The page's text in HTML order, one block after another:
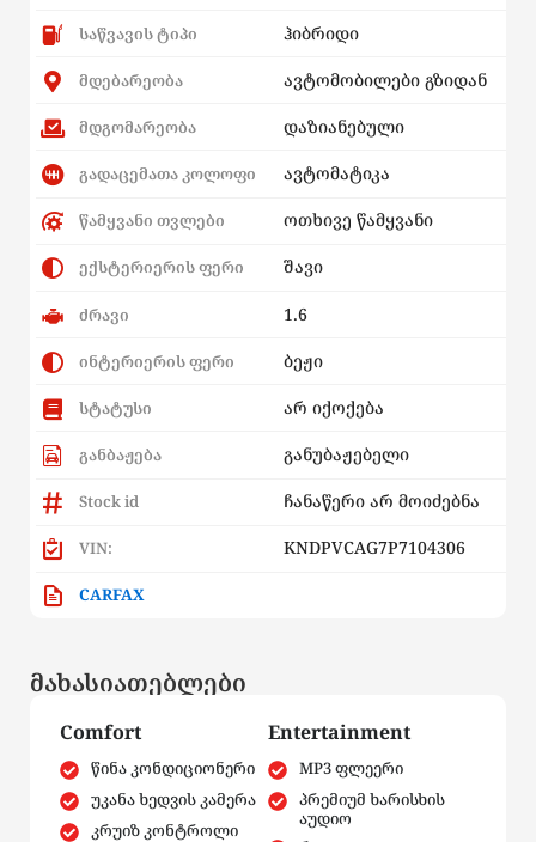
საწვავის ტიპი ჰიბრიდი
მდებარეობა ავტომობილები გზიდან
მდგომარეობა დაზიანებული
გადაცემათა კოლოფი ავტომატიკა
წამყვანი თვლები ოთხივე წამყვანი
ექსტერიერის ფერი შავი
ძრავი 1.6
ინტერიერის ფერი ბეჟი
სტატუსი არ იქოქება
განბაჟება განუბაჟებელი
Stock id ჩანაწერი არ მოიძებნა
VIN: KNDPVCAG7P7104306
CARFAX
მახასიათებლები
Comfort
წინა კონდიციონერი
უკანა ხედვის კამერა
კრუიზ კონტროლი
Entertainment
MP3 ფლეერი
პრემიუმ ხარისხის
აუდიო